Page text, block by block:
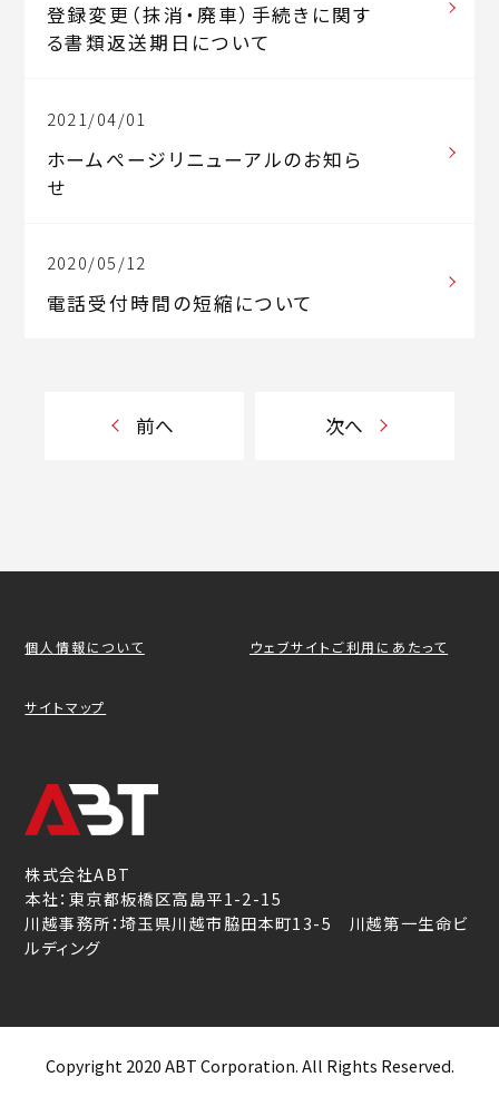
登録変更（抹消・廃車）手続きに関す
る書類返送期日について
2021/04/01
ホームぺージリニューアルのお知ら
せ
2020/05/12
電話受付時間の短縮について
前へ 次へ
個人情報について ウェブサイトご利用にあたって
サイトマップ
株式会社ABT
本社：東京都板橋区高島平1-2-15
川越事務所：埼玉県川越市脇田本町13-5 川越第一生命ビ
ルディング
Copyright 2020 ABT Corporation. All Rights Reserved.